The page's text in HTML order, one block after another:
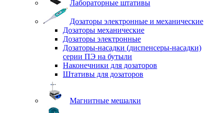
Лабораторные штативы
Дозаторы электронные и механические
Дозаторы механические
Дозаторы электронные
Дозаторы-насадки (диспенсеры-насадки)
серии ПЭ на бутыли
Наконечники для дозаторов
Штативы для дозаторов
Магнитные мешалки